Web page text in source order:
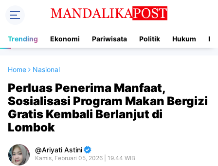
Trending Ekonomi Pariwisata Politik Hukum
Home Nasional
Perluas Penerima Manfaat,
Sosialisasi Program Makan Bergizi
Gratis Kembali Berlanjut di
Lombok
Ariyati Astini
Kamis, Februari 05, 2026 | 19.44 WIB